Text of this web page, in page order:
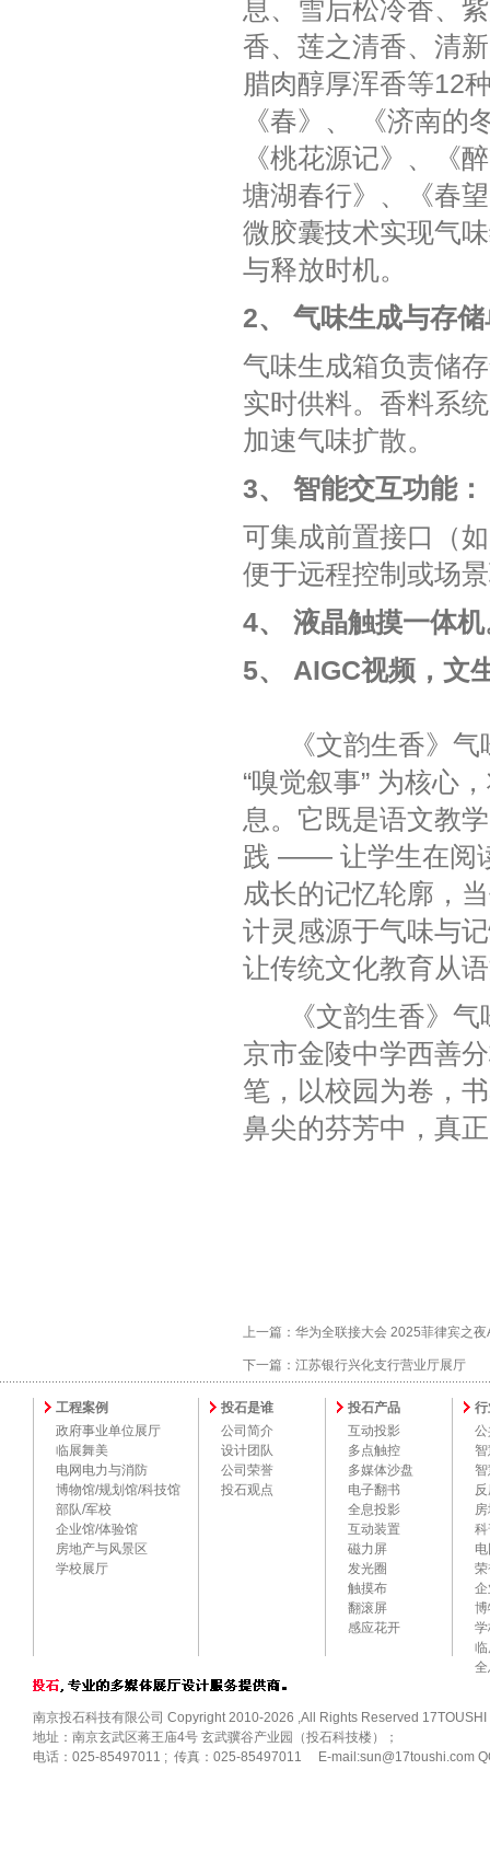
息、雪后松冷香、
香、莲之清香、清
腊肉醇厚浑香等12
《春》、 《济南
《桃花源记》、《
塘湖春行》、《春
微胶囊技术实现气
与释放时机‌‌。
2、 气味生成与存
气味生成箱负责储
实时供料。香料系
加速气味扩散。
3、 智能交互功能：
可集成前置接口（
便于远程控制或场
4、 液晶触摸一体
5、 AIGC视频，文
《文韵生香》
“嗅觉叙事” 为核心
息。它既是语文教
践 —— 让学生在阅
成长的记忆轮廓，
计灵感源于气味与
让传统文化教育从
《文韵生香》气
京市金陵中学西善
笔，以校园为卷，
鼻尖的芬芳中，真正
上一篇： 华为全联接大会 2025菲律宾之
下一篇： 江苏银行兴化支行营业厅展厅
工程案例
政府事业单位展厅
临展舞美
电网电力与消防
博物馆/规划馆/科技馆
部队/军校
企业馆/体验馆
房地产与风景区
学校展厅
投石是谁
公司简介
设计团队
公司荣誉
投石观点
投石产品
互动投影
多点触控
多媒体沙盘
电子翻书
全息投影
互动装置
磁力屏
发光圈
触摸布
翻滚屏
感应花开
南京投石科技有限公司 Copyright 2010-2026 ,All Rights Reserved 17TOUSHI
地址：南京玄武区蒋王庙4号 玄武骥谷产业园（投石科技楼）；
电话：025-85497011 ; 传真：025-85497011 E-mail:sun@17toushi.com